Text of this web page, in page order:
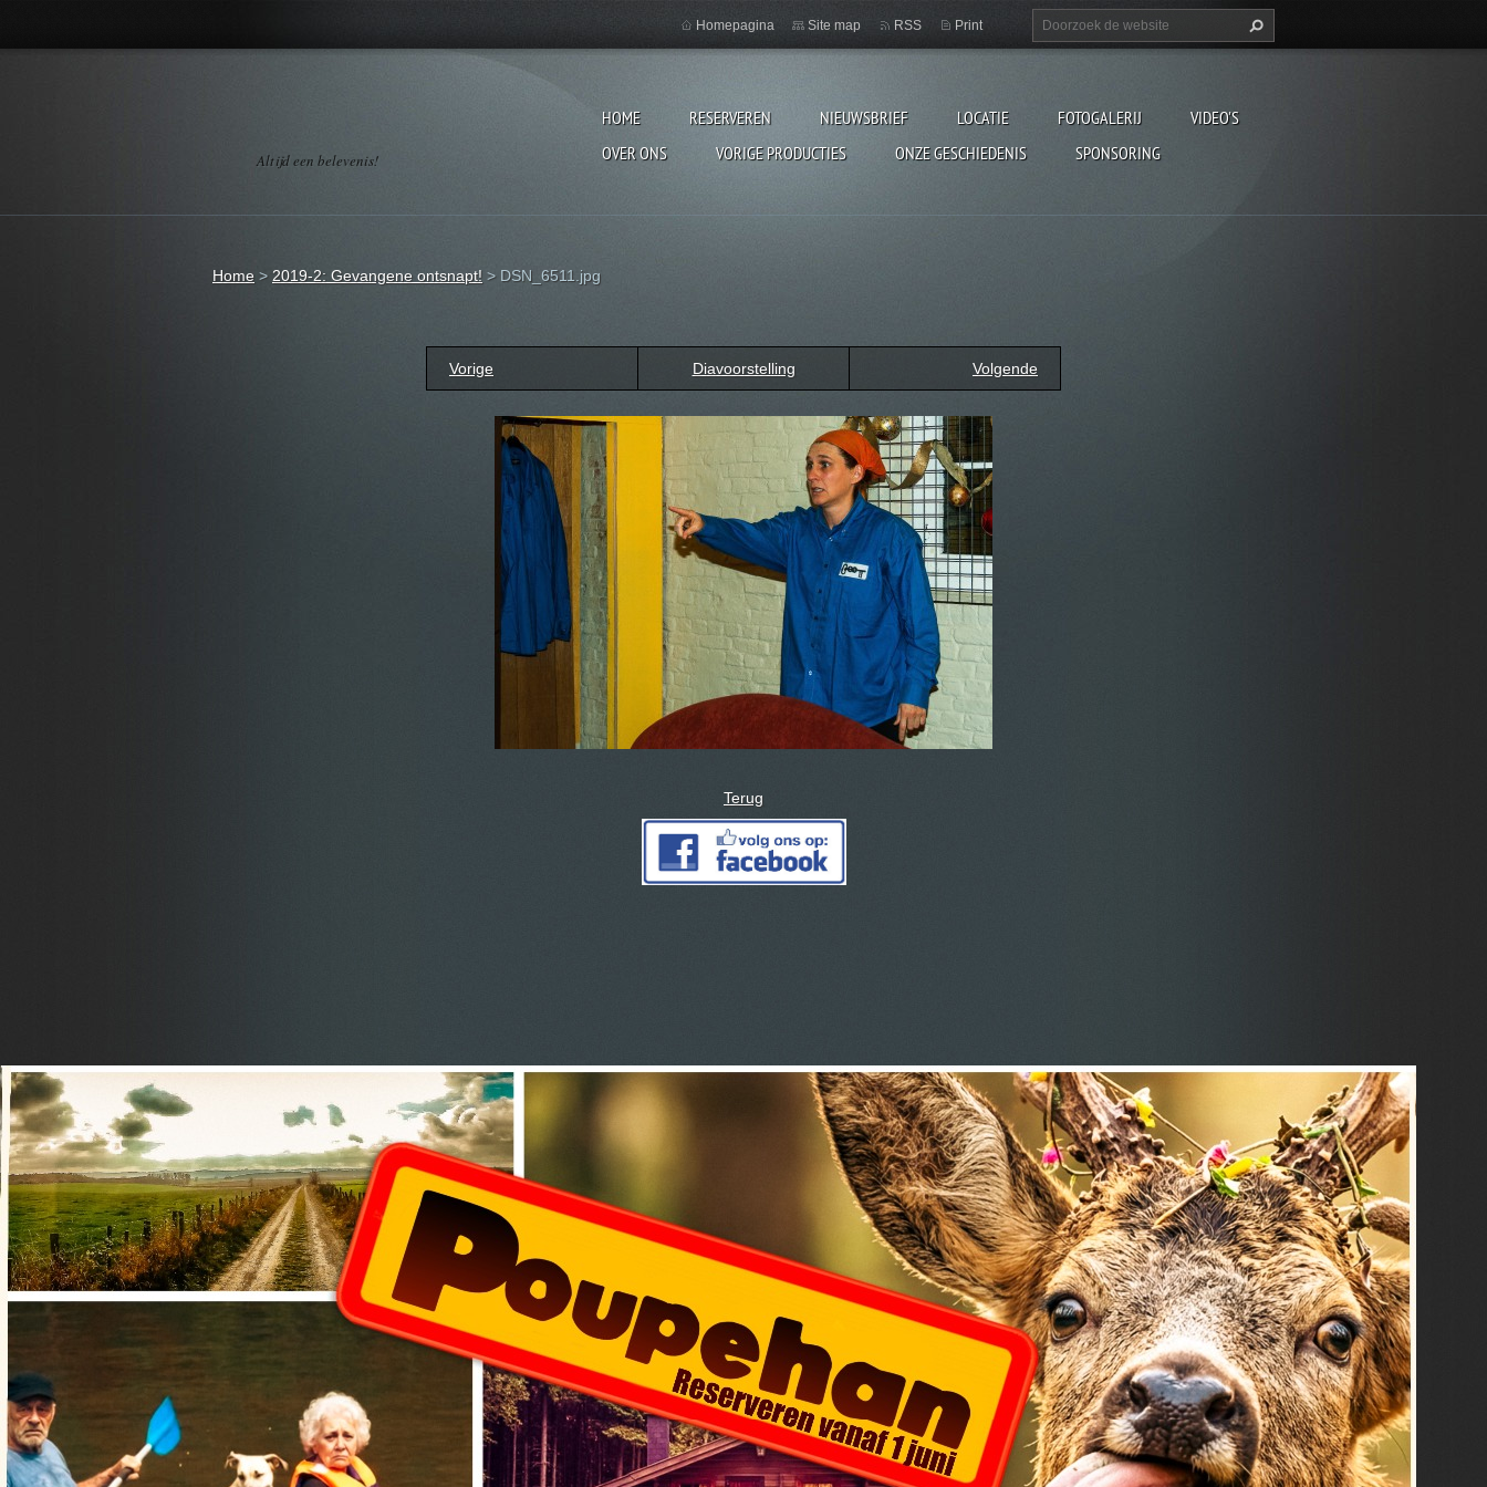
Altijd een belevenis!
HOME RESERVEREN NIEUWSBRIEF LOCATIE FOTOGALERIJ
VIDEO'S
OVER ONS
VORIGE PRODUCTIES ONZE GESCHIEDENIS SPONSORING
Homepagina Site map RSS Print
Home > 2019-2: Gevangene ontsnapt! > DSN_6511.jpg
Vorige Diavoorstelling Volgende
Terug